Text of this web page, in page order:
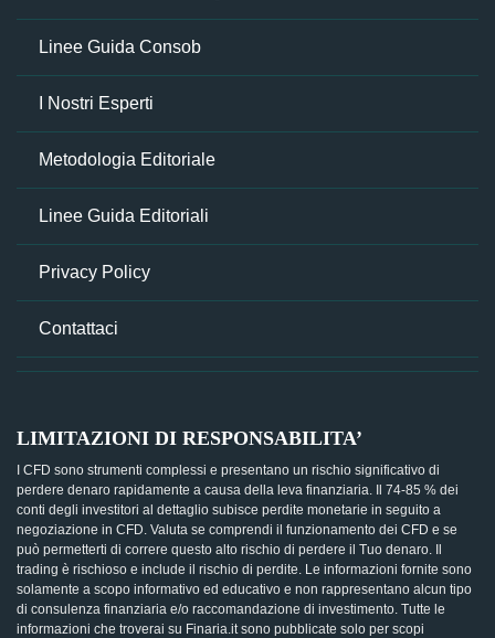
Linee Guida Consob
I Nostri Esperti
Metodologia Editoriale
Linee Guida Editoriali
Privacy Policy
Contattaci
LIMITAZIONI DI RESPONSABILITA’
I CFD sono strumenti complessi e presentano un rischio significativo di
perdere denaro rapidamente a causa della leva finanziaria. Il 74-85 % dei
conti degli investitori al dettaglio subisce perdite monetarie in seguito a
negoziazione in CFD. Valuta se comprendi il funzionamento dei CFD e se
può permetterti di correre questo alto rischio di perdere il Tuo denaro. Il
trading è rischioso e include il rischio di perdite. Le informazioni fornite sono
solamente a scopo informativo ed educativo e non rappresentano alcun tipo
di consulenza finanziaria e/o raccomandazione di investimento. Tutte le
informazioni che troverai su Finaria.it sono pubblicate solo per scopi